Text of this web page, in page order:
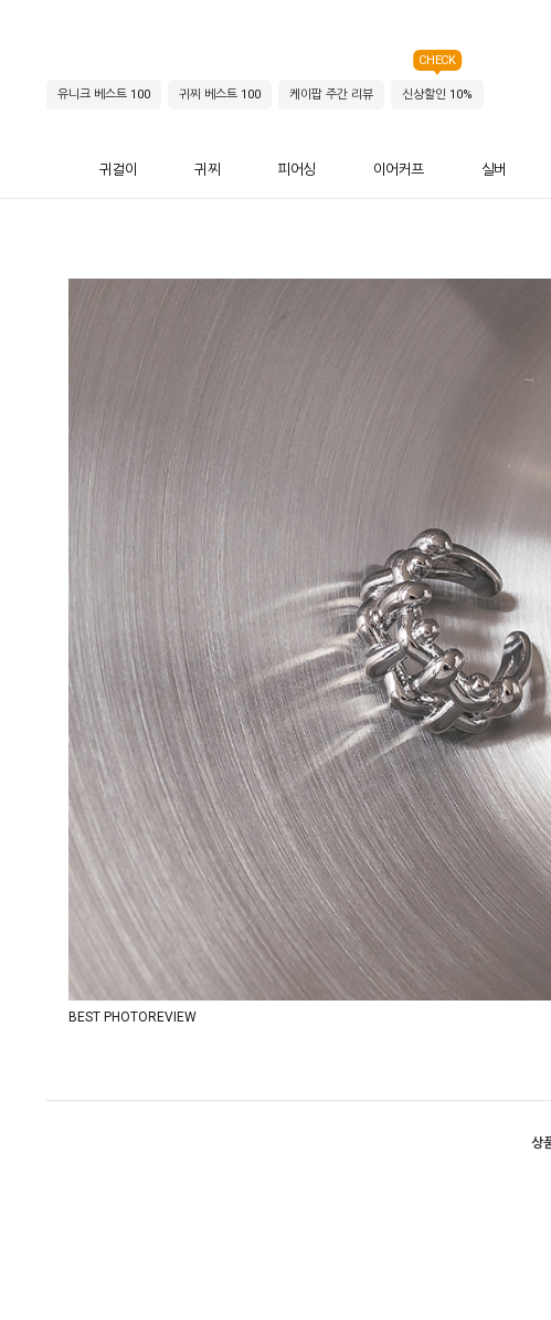
유니크 베스트 100 귀찌 베스트 100 케이팝 주간 리뷰 신상할인 10%
CHECK
귀걸이 귀찌 피어싱 이어커프 실버
BEST PHOTOREVIEW